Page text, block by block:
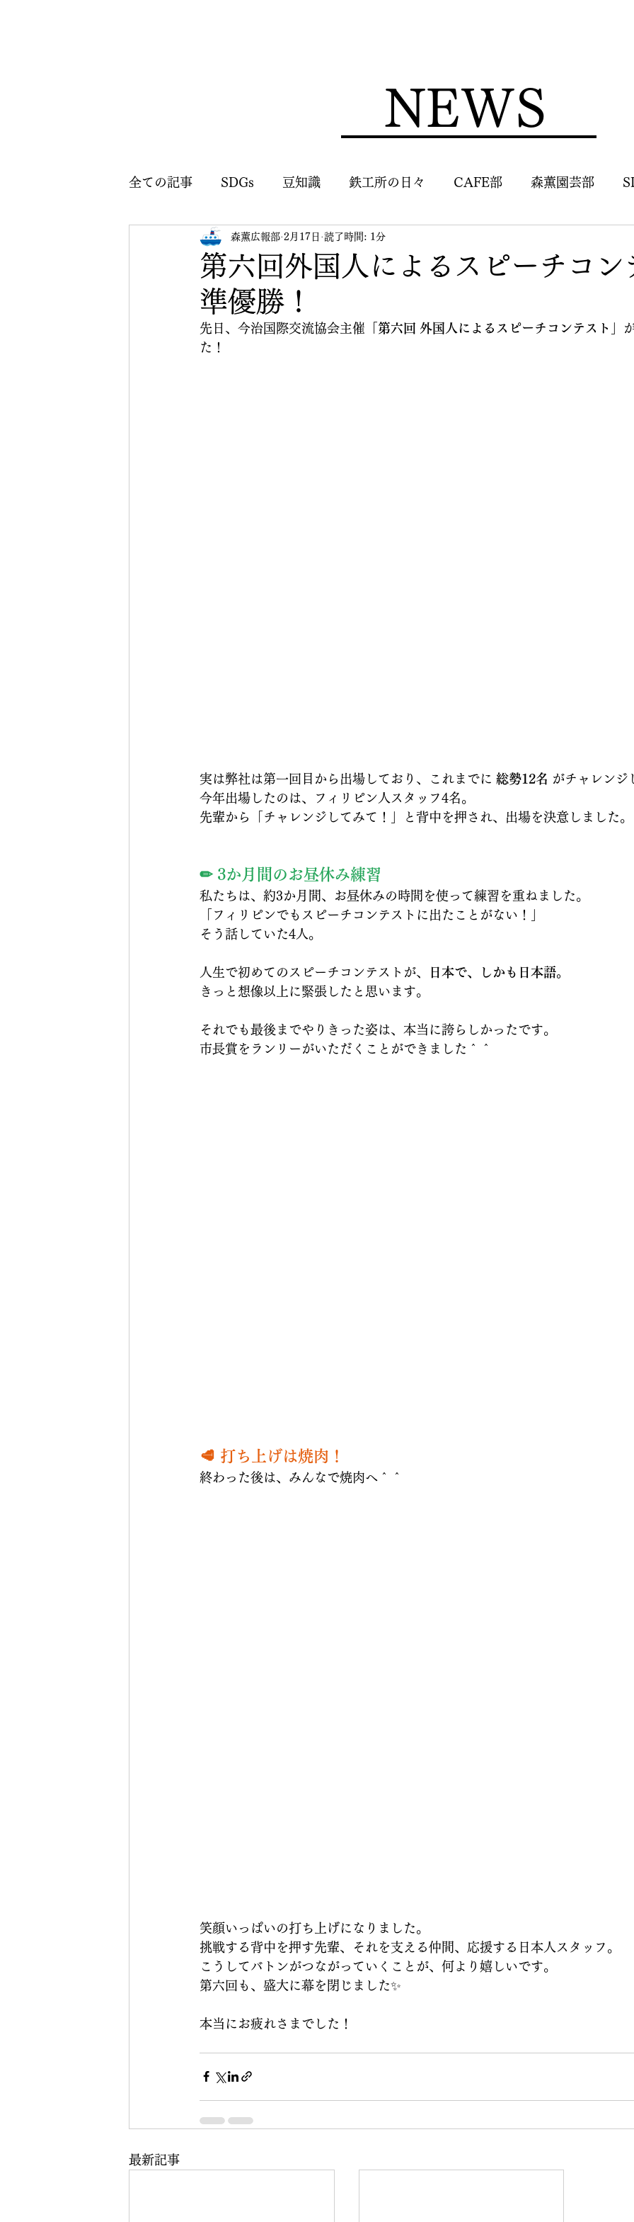
NEWS
全ての記事 SDGs 豆知識 鉄工所の日々 CAFE部 森薫園芸部
森薫広報部のお知らせ
第六回外国人によるスピーチコン
準優勝！
森薫広報部 2月17日 読了時間: 1分
先日、今治国際交流協会主催 「第六回 外国人によるスピーチコンテスト」
た！
実は弊社は第一回目から出場しており、これまでに 総勢12名 がチャレンジ
今年出場したのは、フィリピン人スタッフ4名。
先輩から「チャレンジしてみて！」と背中を押され、出場を決意しました。
✏ 3か月間のお昼休み練習
私たちは、約3か月間、お昼休みの時間を使って練習を重ねました。
「フィリピンでもスピーチコンテストに出たことがない！」
そう話していた4人。
人生で初めてのスピーチコンテストが、
日本で、しかも日本語。
きっと想像以上に緊張したと思います。
それでも最後までやりきった姿は、本当に誇らしかったです。
市長賞をランリーがいただくことができました＾＾
🥩 打ち上げは焼肉！
終わった後は、みんなで焼肉へ＾＾
笑顔いっぱいの打ち上げになりました。
挑戦する背中を押す先輩、それを支える仲間、応援する日本人スタッフ。
こうしてバトンがつながっていくことが、何より嬉しいです。
第六回も、盛大に幕を閉じました✨
本当にお疲れさまでした！
最新記事